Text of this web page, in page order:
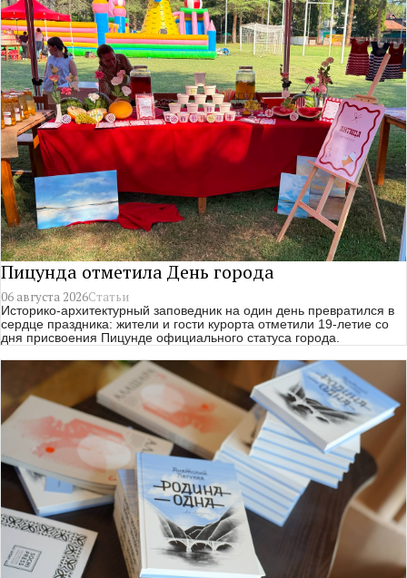
Пицунда отметила День города
06 августа 2026Статьи
Историко-архитектурный заповедник на один день превратился в
сердце праздника: жители и гости курорта отметили 19-летие со
дня присвоения Пицунде официального статуса города.